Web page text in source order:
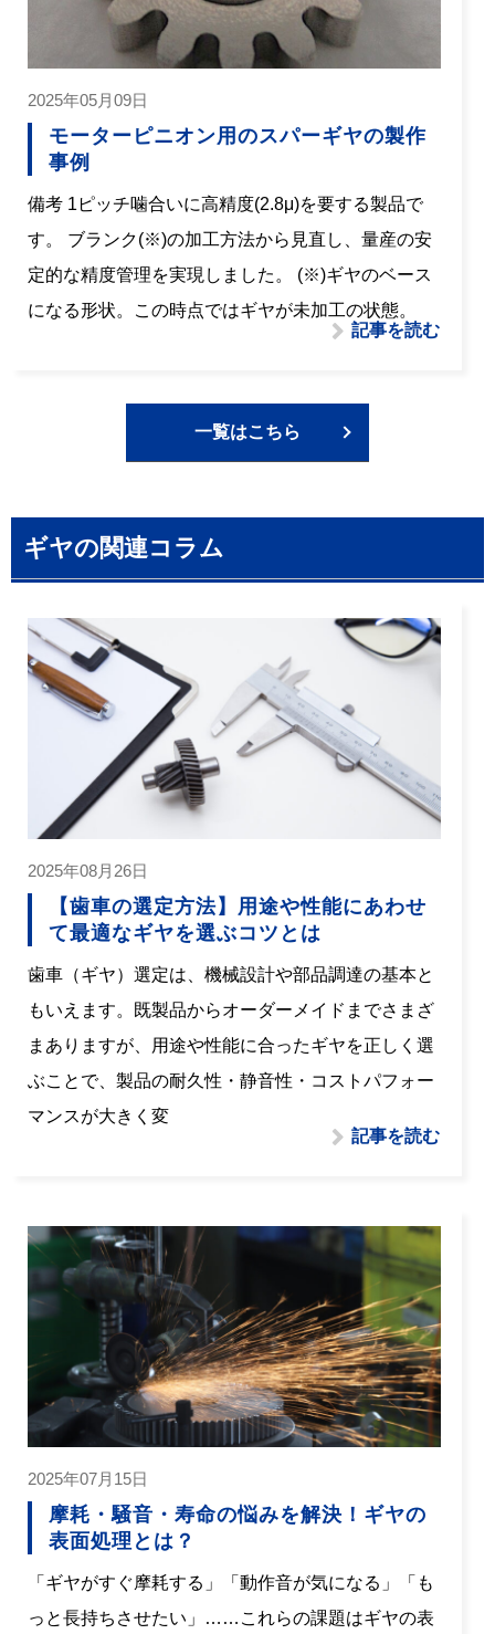
2025年05月09日
モーターピニオン用のスパーギヤの製作
事例
備考 1ピッチ噛合いに高精度(2.8μ)を要する製品で
す。 ブランク(※)の加工方法から見直し、量産の安
定的な精度管理を実現しました。 (※)ギヤのベース
になる形状。この時点ではギヤが未加工の状態。
記事を読む
一覧はこちら
ギヤの関連コラム
2025年08月26日
【歯車の選定方法】用途や性能にあわせ
て最適なギヤを選ぶコツとは
歯車（ギヤ）選定は、機械設計や部品調達の基本と
もいえます。既製品からオーダーメイドまでさまざ
まありますが、用途や性能に合ったギヤを正しく選
ぶことで、製品の耐久性・静音性・コストパフォー
マンスが大きく変
記事を読む
2025年07月15日
摩耗・騒音・寿命の悩みを解決！ギヤの
表面処理とは？
「ギヤがすぐ摩耗する」「動作音が気になる」「も
っと長持ちさせたい」……これらの課題はギヤの表